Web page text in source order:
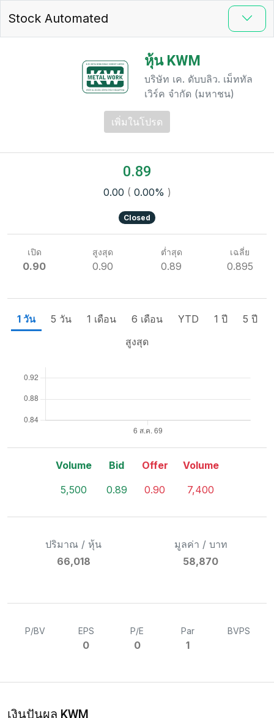
Stock Automated
หุ้น KWM
บริษัท เค. ดับบลิว. เม็ททัล
เวิร์ค จำกัด (มหาชน)
เพิ่มในโปรด
0.89
0.00 ( 0.00% )
Closed
เปิด
0.90
สูงสุด
0.90
ต่ำสุด
0.89
เฉลี่ย
0.895
1 วัน 5 วัน 1 เดือน 6 เดือน YTD 1 ปี
5 ปี
สูงสุด
Volume
5,500
Bid
0.89
Offer
0.90
Volume
7,400
ปริมาณ / หุ้น
66,018
มูลค่า / บาท
58,870
P/BV EPS
0
P/E
0
Par
1
BVPS
เงินปันผล KWM